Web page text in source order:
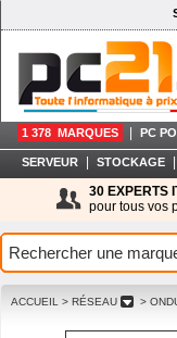
1 378 MARQUES PC
SERVEUR STOCKAGE
30 EXPERTS
pour tous vos
ACCUEIL > RÉSEAU >